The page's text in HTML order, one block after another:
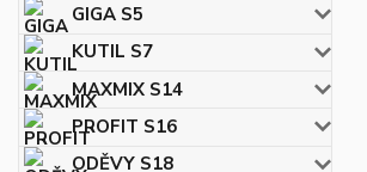
GIGA S5
KUTIL S7
MAXMIX S14
PROFIT S16
ODĚVY S18